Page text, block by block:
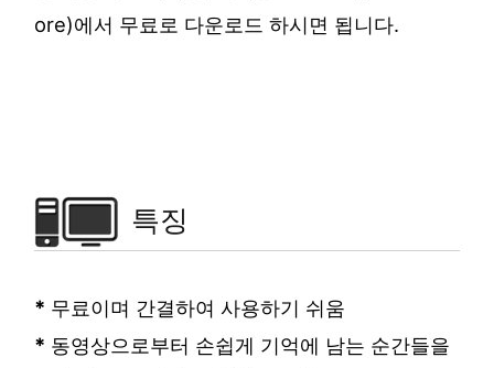
ore)에서 무료로 다운로드 하시면 됩니다.
특징
* 무료이며 간결하여 사용하기 쉬움
* 동영상으로부터 손쉽게 기억에 남는 순간들을